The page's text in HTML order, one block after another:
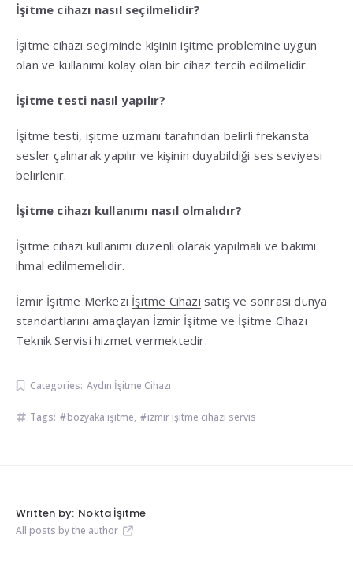
İşitme cihazı nasıl seçilmelidir?
İşitme cihazı seçiminde kişinin işitme problemine uygun
olan ve kullanımı kolay olan bir cihaz tercih edilmelidir.
İşitme testi nasıl yapılır?
İşitme testi, işitme uzmanı tarafından belirli frekansta
sesler çalınarak yapılır ve kişinin duyabildiği ses seviyesi
belirlenir.
İşitme cihazı kullanımı nasıl olmalıdır?
İşitme cihazı kullanımı düzenli olarak yapılmalı ve bakımı
ihmal edilmemelidir.
İzmir İşitme Merkezi İşitme Cihazı satış ve sonrası dünya
standartlarını amaçlayan İzmir İşitme ve İşitme Cihazı
Teknik Servisi hizmet vermektedir.
Categories: Aydın İşitme Cihazı
Tags: bozyaka işitme, izmir işitme cihazı servis
Written by: Nokta İşitme
All posts by the author